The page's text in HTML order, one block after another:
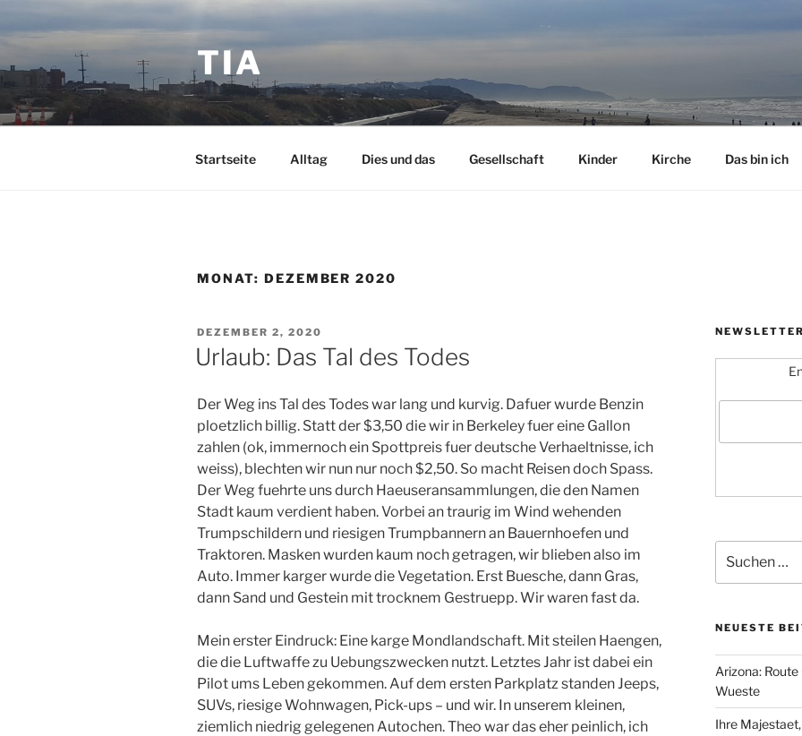
Inhalt
springen
TIA
Startseite Alltag Dies und das Gesellschaft Kinder Kirche Das bin ich
MONAT: DEZEMBER 2020
VERÖFFENTLICHT
AM
DEZEMBER 2, 2020
Urlaub: Das Tal des Todes
Der Weg ins Tal des Todes war lang und kurvig. Dafuer wurde Benzin
ploetzlich billig. Statt der $3,50 die wir in Berkeley fuer eine Gallon
zahlen (ok, immernoch ein Spottpreis fuer deutsche Verhaeltnisse, ich
weiss), blechten wir nun nur noch $2,50. So macht Reisen doch Spass.
Der Weg fuehrte uns durch Haeuseransammlungen, die den Namen
Stadt kaum verdient haben. Vorbei an traurig im Wind wehenden
Trumpschildern und riesigen Trumpbannern an Bauernhoefen und
Traktoren. Masken wurden kaum noch getragen, wir blieben also im
Auto. Immer karger wurde die Vegetation. Erst Buesche, dann Gras,
dann Sand und Gestein mit trocknem Gestruepp. Wir waren fast da.
Mein erster Eindruck: Eine karge Mondlandschaft. Mit steilen Haengen,
die die Luftwaffe zu Uebungszwecken nutzt. Letztes Jahr ist dabei ein
Pilot ums Leben gekommen. Auf dem ersten Parkplatz standen Jeeps,
SUVs, riesige Wohnwagen, Pick-ups – und wir. In unserem kleinen,
ziemlich niedrig gelegenen Autochen. Theo war das eher peinlich, ich
nach:
NEUESTE
Arizona:
Wueste
Ihre